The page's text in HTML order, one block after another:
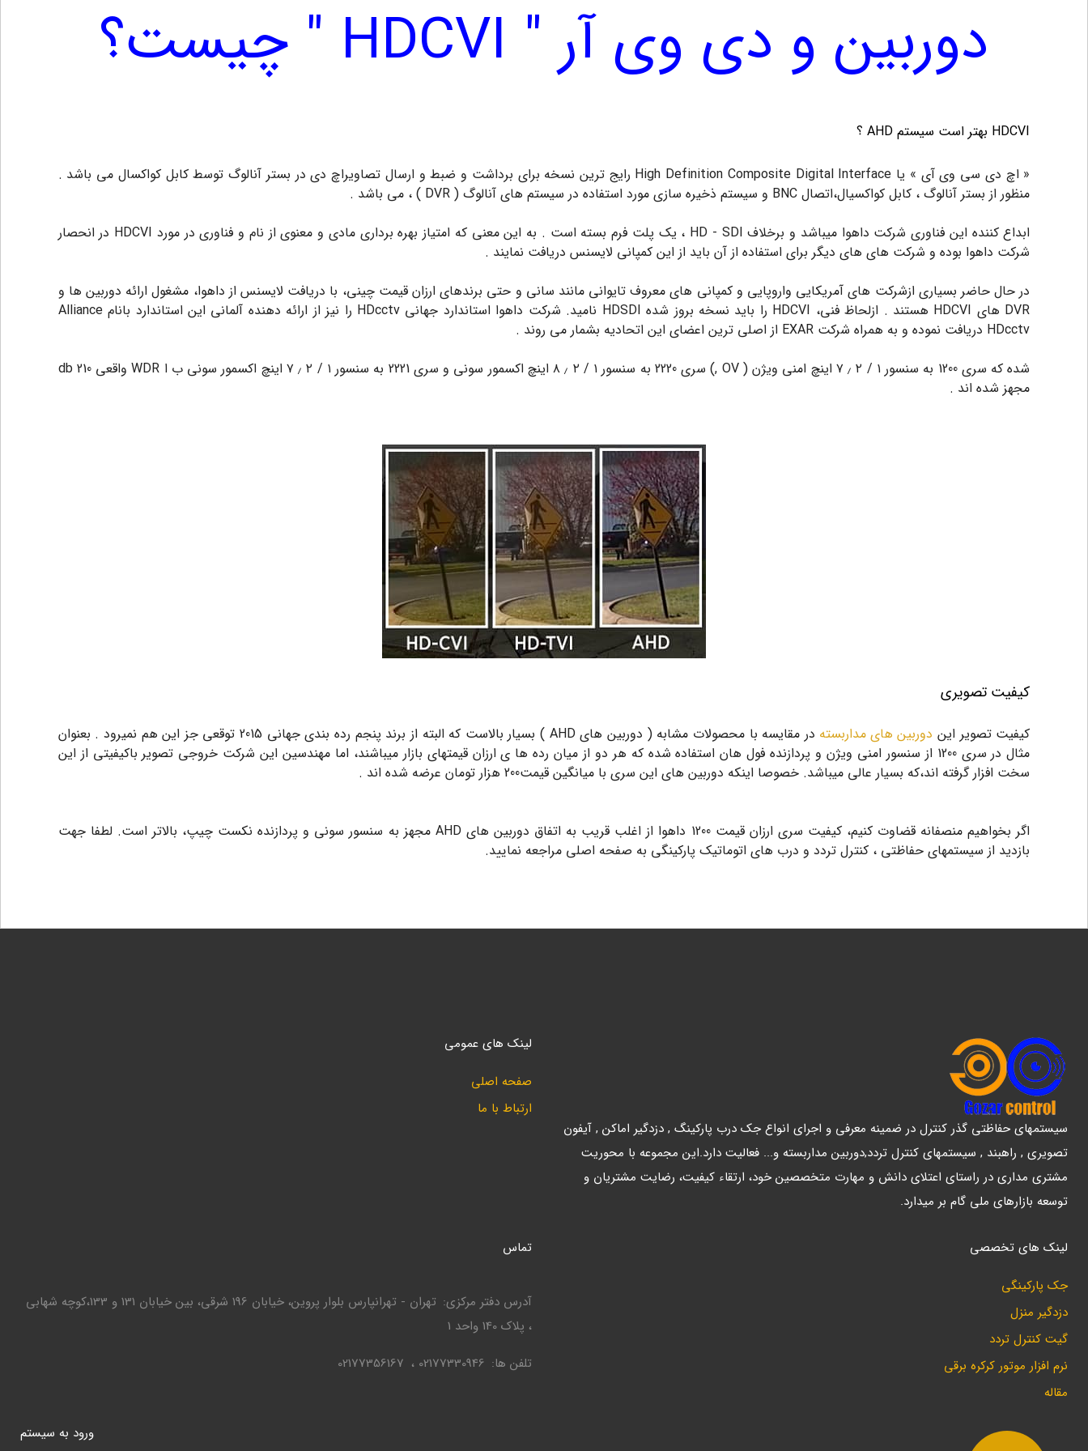
دوربین و دی وی آر " HDCVI " چیست؟
HDCVI بهتر است سیستم AHD ؟
« اچ دی سی وی آی » یا High Definition Composite Digital Interface رایج ترین نسخه برای برداشت و ضبط و ارسال تصاویراچ دی در بستر آنالوگ توسط کابل کواکسال می باشد .
منظور از بستر آنالوگ ، کابل کواکسیال،اتصال BNC و سیستم ذخیره سازی مورد استفاده در سیستم های آنالوگ ( DVR ) ، می باشد .
ابداع کننده این فناوری شرکت داهوا میباشد و برخلاف HD - SDI ، یک پلت فرم بسته است . به این معنی که امتیاز بهره برداری مادی و معنوی از نام و فناوری در مورد HDCVI در انحصار
شرکت داهوا بوده و شرکت های های دیگر برای استفاده از آن باید از این کمپانی لایسنس دریافت نمایند .
در حال حاضر بسیاری ازشرکت های آمریکایی واروپایی و کمپانی های معروف تایوانی مانند سانی و حتی برندهای ارزان قیمت چینی، با دریافت لایسنس از داهوا، مشغول ارائه دوربین ها و
DVR های HDCVI هستند . ازلحاظ فنی، HDCVI را باید نسخه بروز شده HDSDI نامید. شرکت داهوا استاندارد جهانی HDcctv را نیز از ارائه دهنده آلمانی این استاندارد بانام Alliance
HDcctv دریافت نموده و به همراه شرکت EXAR از اصلی ترین اعضای این اتحادیه بشمار می روند .
شده که سری 1200 به سنسور ۱ / ۲ ٫ ۷ اینچ امنی ویژن ( OV ,) سری 2220 به سنسور ۱ / ۲ ٫ ۸ اینچ اکسمور سونی و سری 2221 به سنسور ۱ / ۲ ٫ ۷ اینچ اکسمور سونی ب ا WDR واقعی 210 db
مجهز شده اند .
کیفیت تصویری
کیفیت تصویر این دوربین های مداربسته
در مقایسه با محصولات مشابه ( دوربین های AHD ) بسیار بالاست که البته از برند پنجم رده بندی جهانی 2015 توقعی جز این هم نمیرود . بعنوان
مثال در سری 1200 از سنسور امنی ویژن و پردازنده فول هان استفاده شده که هر دو از میان رده ها ی ارزان قیمتهای بازار میباشند، اما مهندسین این شرکت خروجی تصویر باکیفیتی از این
سخت افزار گرفته اند،که بسیار عالی میباشد. خصوصا اینکه دوربین های این سری با میانگین قیمت200 هزار تومان عرضه شده اند .
اگر بخواهیم منصفانه قضاوت کنیم، کیفیت سری ارزان قیمت 1200 داهوا از اغلب قریب به اتفاق دوربین های AHD مجهز به سنسور سونی و پردازنده نکست چیپ، بالاتر است. لطفا جهت
بازدید از سیستمهای حفاظتی ، کنترل تردد و درب های اتوماتیک پارکینگی به صفحه اصلی مراجعه نمایید.
سیستمهای حفاظتی گذر کنترل در ضمینه معرفی و اجرای انواع جک درب پارکینگ , دزدگیر اماکن , آیفون
تصویری , راهبند , سیستمهای کنترل تردد,دوربین مداربسته و... فعالیت دارد.این مجموعه با محوریت
مشتری مداری در راستای اعتلای دانش و مهارت متخصصین خود، ارتقاء کیفیت، رضایت مشتریان و
توسعه بازارهای ملی گام بر میدارد.
لینک های عمومی
صفحه اصلی
ارتباط با ما
لینک های تخصصی
جک پارکینگی
دزدگیر منزل
گیت کنترل تردد
نرم افزار موتور کرکره برقی
مقاله
تماس
آدرس دفتر مرکزی
تهران - تهرانپارس بلوار پروین، خیابان 196 شرقی، بین خیابان 131 و 133،کوچه شهابی
، پلاک 140 واحد 1
تلفن ها
02177330946
02177356167
ورود به سيستم